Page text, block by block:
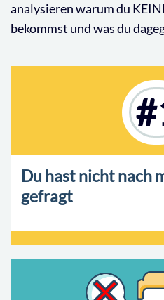
analysieren warum du
bekommst und was du
Du hast nicht nach
gefragt